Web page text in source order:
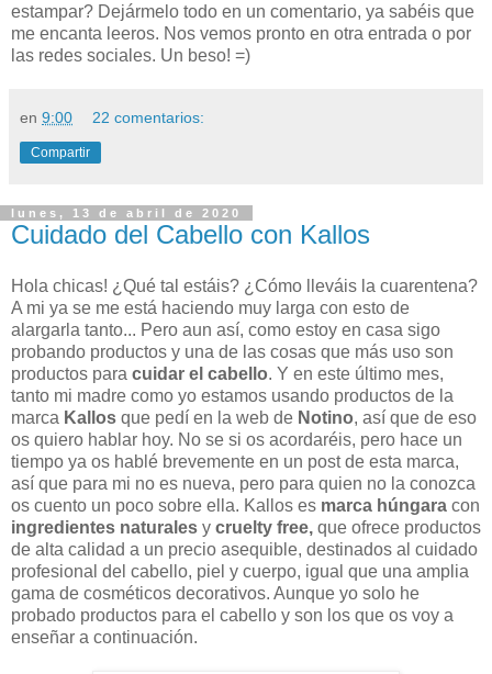
estampar? Dejármelo todo en un comentario, ya sabéis que
me encanta leeros. Nos vemos pronto en otra entrada o por
las redes sociales. Un beso! =)
en 9:00 22 comentarios:
Compartir
lunes, 13 de abril de 2020
Cuidado del Cabello con Kallos
Hola chicas! ¿Qué tal estáis? ¿Cómo lleváis la cuarentena?
A mi ya se me está haciendo muy larga con esto de
alargarla tanto... Pero aun así, como estoy en casa sigo
probando productos y una de las cosas que más uso son
productos para cuidar el cabello. Y en este último mes,
tanto mi madre como yo estamos usando productos de la
marca Kallos que pedí en la web de Notino, así que de eso
os quiero hablar hoy. No se si os acordaréis, pero hace un
tiempo ya os hablé brevemente en un post de esta marca,
así que para mi no es nueva, pero para quien no la conozca
os cuento un poco sobre ella. Kallos es marca húngara con
ingredientes naturales y cruelty free, que ofrece productos
de alta calidad a un precio asequible, destinados al cuidado
profesional del cabello, piel y cuerpo, igual que una amplia
gama de cosméticos decorativos. Aunque yo solo he
probado productos para el cabello y son los que os voy a
enseñar a continuación.